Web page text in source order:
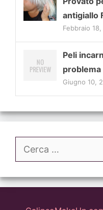
antigiallo
Febbraio 18,
Peli
problema
Giugno 10,
Ricerca